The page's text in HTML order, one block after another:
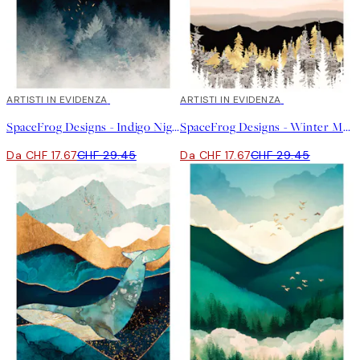
40%*
ARTISTI IN EVIDENZA
SpaceFrog Designs - Indigo Night Poster
Da CHF 17.67CHF 29.45
40%*
ARTISTI IN EVIDENZA
SpaceFrog Designs - Winter Moon Poster
Da CHF 17.67CHF 29.45